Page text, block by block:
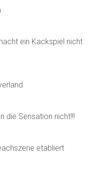
ein Kackspiel nicht
die Sensation nicht!!!
etabliert